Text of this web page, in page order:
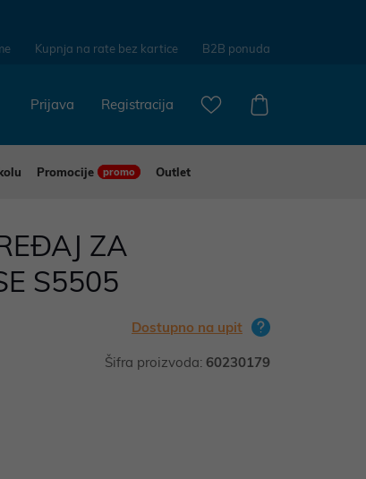
Kupnja na rate bez kartice B2B ponuda
Registracija
Prijava
Promocije promo
Outlet
ZA
S5505
Dostupno na upit
Šifra proizvoda: 60230179